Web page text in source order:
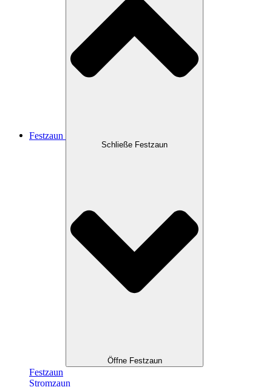
Festzaun
Schließe Festzaun
Öffne Festzaun
Festzaun
Stromzaun